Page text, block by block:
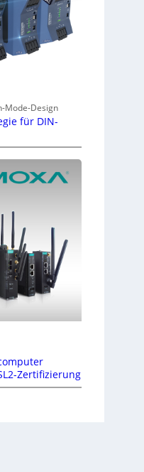
Mode-Design
für DIN-
Zertifizierung